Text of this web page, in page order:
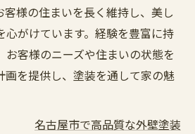
客様の住まいを長く維持し、美し
心がけています。経験を豊富に持
お客様のニーズや住まいの状態を
画を提供し、塗装を通して家の魅
名古屋市で高品質な外壁塗装